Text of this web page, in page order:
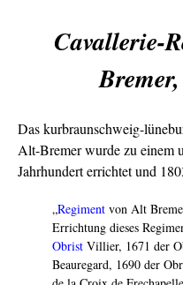
Cavallerie-
Das kurbraunschweig-
Alt-Bremer wurde zu einem
Jahrhundert errichtet und
„Regimentvon Alt
Errichtung dieses
ObristVillier, 1671 der
Beauregard, 1690 der